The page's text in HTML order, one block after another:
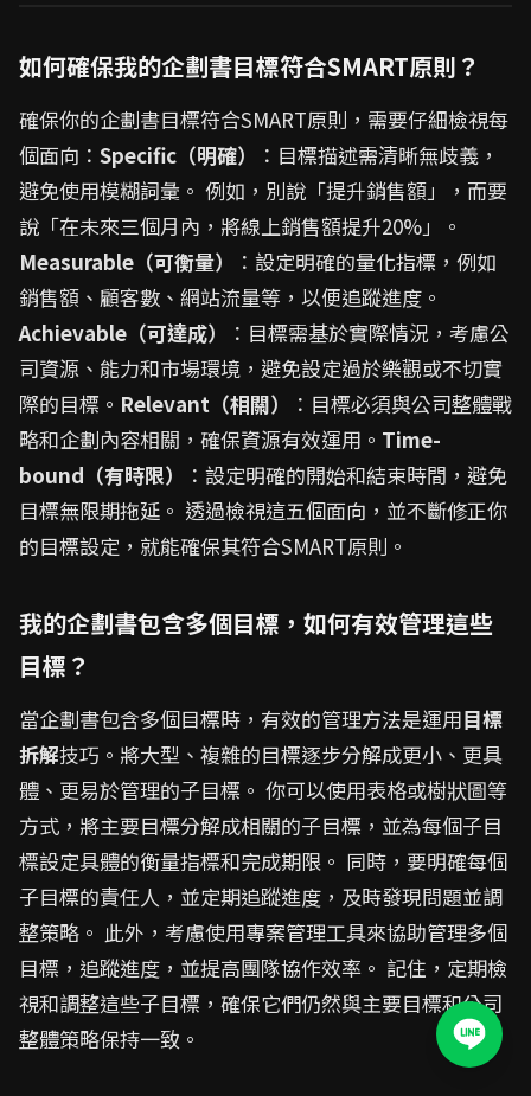
如何確保我的企劃書目標符合SMART原則？
確保你的企劃書目標符合SMART原則，需要仔細檢視每
個面向： Specific（明確）
：目標描述需清晰無歧義，
避免使用模糊詞彙。 例如，別說「提升銷售額」，而要
說「在未來三個月內，將線上銷售額提升20%」。
Measurable（可衡量）
：設定明確的量化指標，例如
銷售額、顧客數、網站流量等，以便追蹤進度。
Achievable（可達成）
：目標需基於實際情況，考慮公
司資源、能力和市場環境，避免設定過於樂觀或不切實
際的目標。 Relevant（相關）
：目標必須與公司整體戰
略和企劃內容相關，確保資源有效運用。 Time-
bound（有時限）
：設定明確的開始和結束時間，避免
目標無限期拖延。 透過檢視這五個面向，並不斷修正你
的目標設定，就能確保其符合SMART原則。
我的企劃書包含多個目標，如何有效管理這些
目標？
當企劃書包含多個目標時，有效的管理方法是運用目標
拆解技巧。將大型、複雜的目標逐步分解成更小、更具
體、更易於管理的子目標。 你可以使用表格或樹狀圖等
方式，將主要目標分解成相關的子目標，並為每個子目
標設定具體的衡量指標和完成期限。 同時，要明確每個
子目標的責任人，並定期追蹤進度，及時發現問題並調
整策略。 此外，考慮使用專案管理工具來協助管理多個
目標，追蹤進度，並提高團隊協作效率。 記住，定期檢
視和調整這些子目標，確保它們仍然與主要目標和公司
整體策略保持一致。